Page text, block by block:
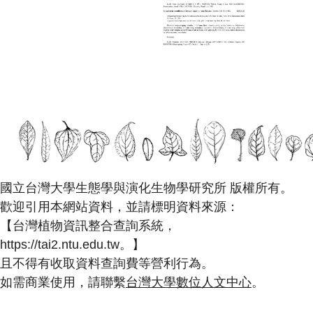
國立台灣大學生態學與演化生物學研究所 版權所有。
歡迎引用本網站資料，並請標明資料來源：
【台灣植物資訊整合查詢系統，
https://tai2.ntu.edu.tw。】
且不得有收取資料查詢費等營利行為。
如需商業使用，請聯繫台灣大學數位人文中心。